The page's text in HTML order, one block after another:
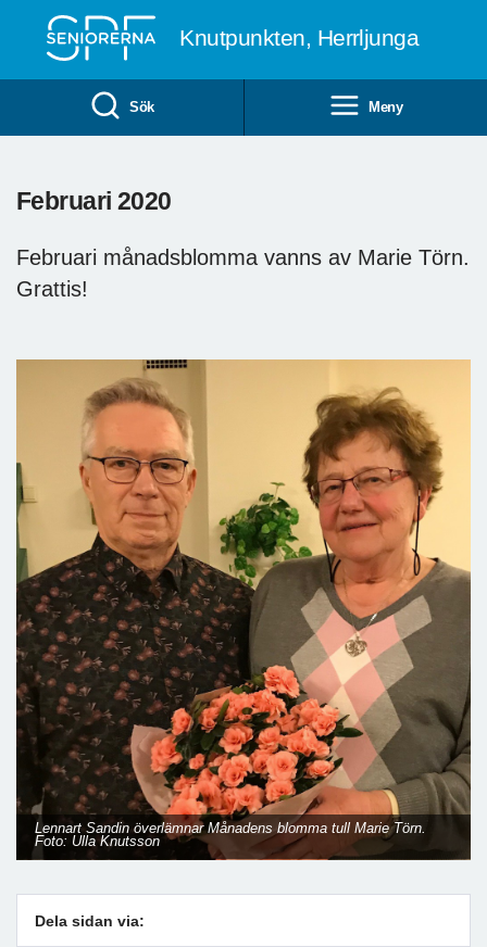
Knutpunkten, Herrljunga
Sök Meny
Februari 2020
Februari månadsblomma vanns av Marie Törn.
Grattis!
Lennart Sandin överlämnar Månadens blomma tull Marie Törn.
Foto: Ulla Knutsson
Dela sidan via: